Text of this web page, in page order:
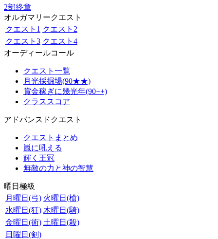
2部終章
オルガマリークエスト
クエスト1 クエスト2
クエスト3 クエスト4
オーディールコール
クエスト一覧
月光採掘場(90★★)
賞金稼ぎに幾光年(90++)
クラススコア
アドバンスドクエスト
クエストまとめ
嵐に吼える
輝く王冠
無敵の力と神の智慧
曜日極級
月曜日(弓) 火曜日(槍)
水曜日(狂) 木曜日(騎)
金曜日(術) 土曜日(殺)
日曜日(剣)